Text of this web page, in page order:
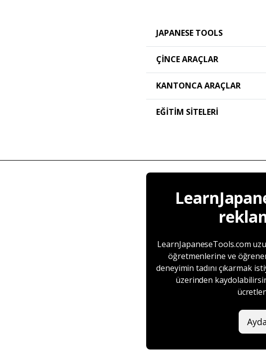
JAPANESE TOOLS
ÇINCE ARAÇLAR
KANTONCA ARAÇLAR
EĞITIM SITELERI
LearnJapaneseTools.com
öğretmenlerine ve
deneyimin tadını çıkarmak
üzerinden